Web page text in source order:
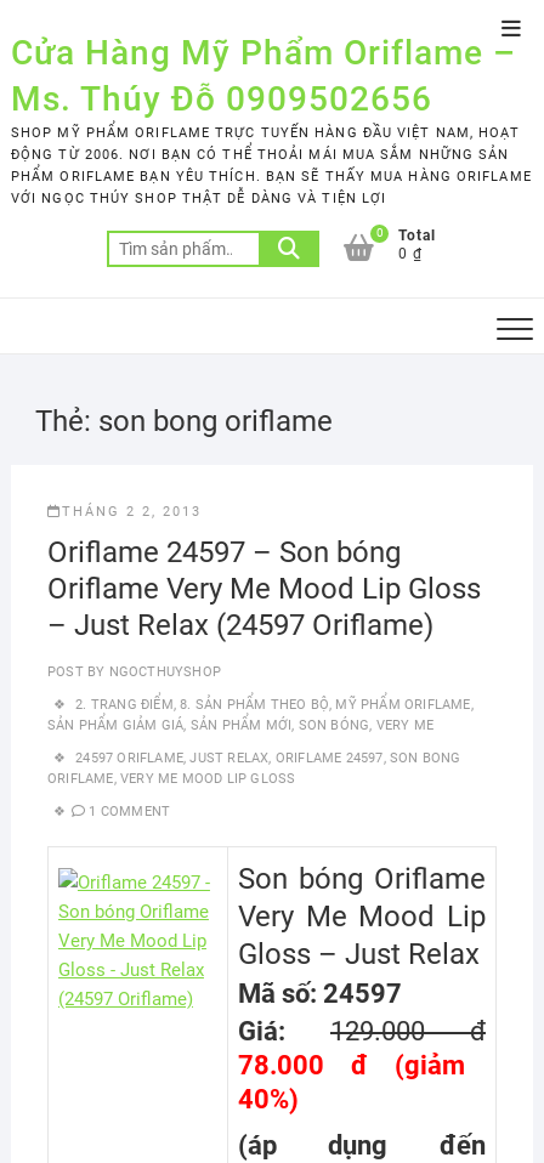
to
content
Cửa Hàng Mỹ Phẩm Oriflame –
Ms. Thúy Đỗ 0909502656
SHOP MỸ PHẨM ORIFLAME TRỰC TUYẾN HÀNG ĐẦU VIỆT NAM, HOẠT
ĐỘNG TỪ 2006. NƠI BẠN CÓ THỂ THOẢI MÁI MUA SẮM NHỮNG SẢN
PHẨM ORIFLAME BẠN YÊU THÍCH. BẠN SẼ THẤY MUA HÀNG ORIFLAME
VỚI NGỌC THÚY SHOP THẬT DỄ DÀNG VÀ TIỆN LỢI
Tìm
kiếm:
0
Total
0 ₫
Thẻ: son bong oriflame
THÁNG 2 2, 2013
Oriflame 24597 – Son bóng
Oriflame Very Me Mood Lip Gloss
– Just Relax (24597 Oriflame)
POST BY NGOCTHUYSHOP
2. TRANG ĐIỂM,8. SẢN PHẨM THEO BỘ, MỸ PHẨM ORIFLAME,
SẢN PHẨM GIẢM GIÁ, SẢN PHẨM MỚI, SON BÓNG, VERY ME
24597 ORIFLAME,JUST RELAX, ORIFLAME 24597, SON BONG
ORIFLAME, VERY ME MOOD LIP GLOSS
1 COMMENT
Son bóng Oriflame
Very Me Mood Lip
Gloss – Just Relax
Mã số: 24597
Giá: 129.000 đ
78.000 đ (giảm
40%)
(áp dụng đến